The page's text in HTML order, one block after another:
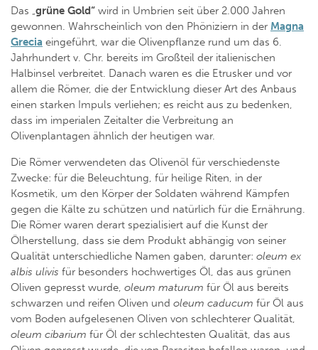
Das „grüne Gold“ wird in Umbrien seit über 2.000 Jahren
gewonnen. Wahrscheinlich von den Phöniziern in der Magna
Grecia eingeführt, war die Olivenpflanze rund um das 6.
Jahrhundert v. Chr. bereits im Großteil der italienischen
Halbinsel verbreitet. Danach waren es die Etrusker und vor
allem die Römer, die der Entwicklung dieser Art des Anbaus
einen starken Impuls verliehen; es reicht aus zu bedenken,
dass im imperialen Zeitalter die Verbreitung an
Olivenplantagen ähnlich der heutigen war.
Die Römer verwendeten das Olivenöl für verschiedenste
Zwecke: für die Beleuchtung, für heilige Riten, in der
Kosmetik, um den Körper der Soldaten während Kämpfen
gegen die Kälte zu schützen und natürlich für die Ernährung.
Die Römer waren derart spezialisiert auf die Kunst der
Ölherstellung, dass sie dem Produkt abhängig von seiner
Qualität unterschiedliche Namen gaben, darunter: oleum ex
albis ulivis für besonders hochwertiges Öl, das aus grünen
Oliven gepresst wurde, oleum maturum für Öl aus bereits
schwarzen und reifen Oliven und oleum caducum für Öl aus
vom Boden aufgelesenen Oliven von schlechterer Qualität,
oleum cibarium für Öl der schlechtesten Qualität, das aus